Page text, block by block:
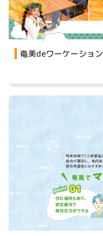
奄美deワーケーション